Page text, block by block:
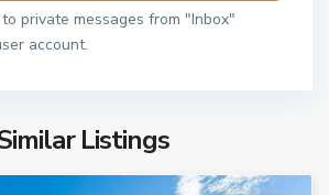
private messages from "Inbox"
account.
Listings